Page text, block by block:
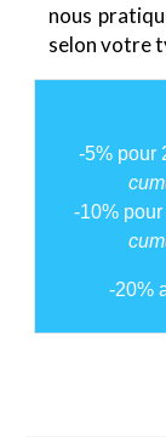
nous
selon votre
-5% pour
-10%
-20%